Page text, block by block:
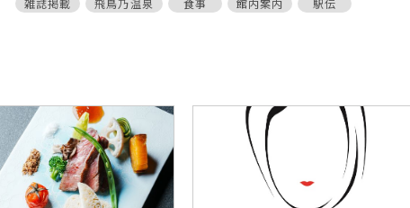
雑誌掲載
飛鳥乃温泉 食事 館内案内 駅伝